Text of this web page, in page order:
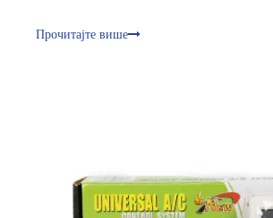
начин за безбедно искључивање струје.
Прочитајте више